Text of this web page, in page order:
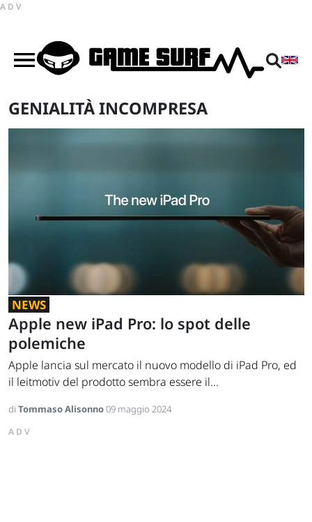
ADV
GENIALITÀ INCOMPRESA
NEWS
Apple new iPad Pro: lo spot delle
polemiche
Apple lancia sul mercato il nuovo modello di iPad Pro, ed
il leitmotiv del prodotto sembra essere il...
di Tommaso Alisonno09 maggio 2024
ADV